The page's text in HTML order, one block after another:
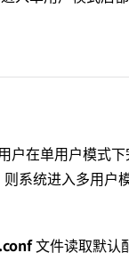
户在单用户模式下
系统进入多用户
文件读取默认